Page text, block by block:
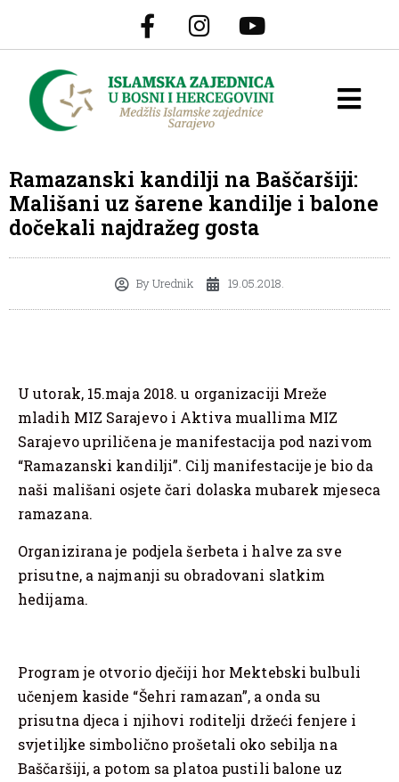
Ramazanski kandilji na Baščaršiji:
Mališani uz šarene kandilje i balone
dočekali najdražeg gosta
ByUrednik 19.05.2018.
U utorak, 15.maja 2018. u organizaciji Mreže
mladih MIZ Sarajevo i Aktiva muallima MIZ
Sarajevo upriličena je manifestacija pod nazivom
“Ramazanski kandilji”. Cilj manifestacije je bio da
naši mališani osjete čari dolaska mubarek mjeseca
ramazana.
Organizirana je podjela šerbeta i halve za sve
prisutne, a najmanji su obradovani slatkim
hedijama.
Program je otvorio dječiji hor Mektebski bulbuli
učenjem kaside “Šehri ramazan”, a onda su
prisutna djeca i njihovi roditelji držeći fenjere i
svjetiljke simbolično prošetali oko sebilja na
Baščaršiji, a potom sa platoa pustili balone uz